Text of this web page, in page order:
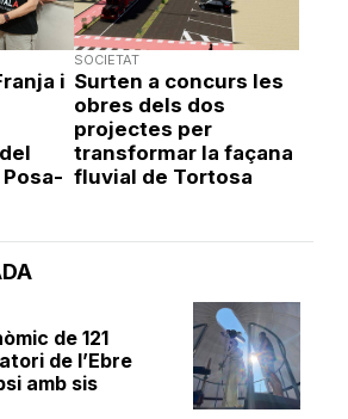
de 121
de l’Ebre
amb sis
i
SOCIETAT
Surten a concurs les
obres dels dos
projectes per
transformar la façana
fluvial de Tortosa